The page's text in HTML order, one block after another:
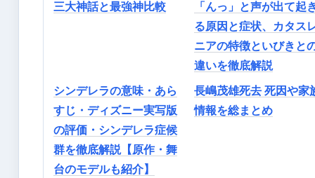
三大神話と最強神比較
「んっ」と声が出て起
る原因と症状、カタス
ニアの特徴といびきと
違いを徹底解説
シンデレラの意味・あら
すじ・ディズニー実写版
の評価・シンデレラ症候
群を徹底解説【原作・舞
台のモデルも紹介】
長嶋茂雄死去 死因や家
情報を総まとめ